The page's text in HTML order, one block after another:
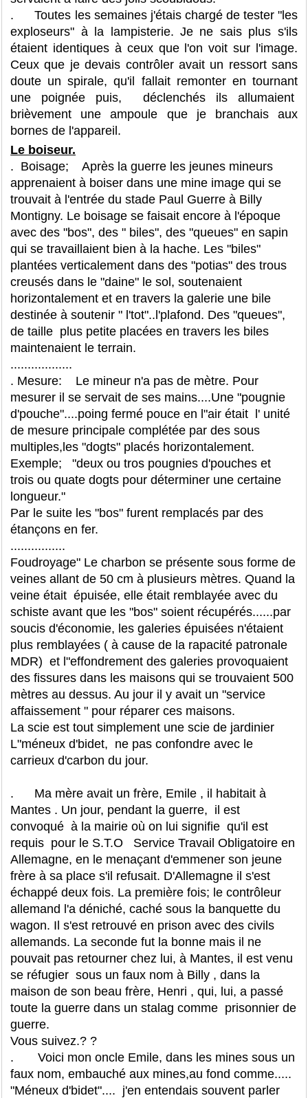
. Toutes les semaines j'étais chargé de tester "les
exploseurs" à la lampisterie. Je ne sais plus s'ils
étaient identiques à ceux que l'on voit sur l'image.
Ceux que je devais contrôler avait un ressort sans
doute un spirale, qu'il fallait remonter en tournant
une poignée puis, déclenchés ils allumaient
brièvement une ampoule que je branchais aux
bornes de l'appareil.
Le boiseur.
. Boisage; Après la guerre les jeunes mineurs
apprenaient à boiser dans une mine image qui se
trouvait à l'entrée du stade Paul Guerre à Billy
Montigny. Le boisage se faisait encore à l'époque
avec des "bos", des " biles", des "queues" en sapin
qui se travaillaient bien à la hache. Les "biles"
plantées verticalement dans des "potias" des trous
creusés dans le "daine" le sol, soutenaient
horizontalement et en travers la galerie une bile
destinée à soutenir " l'tot"..l'plafond. Des "queues",
de taille plus petite placées en travers les biles
maintenaient le terrain.
..................
. Mesure: Le mineur n'a pas de mètre. Pour
mesurer il se servait de ses mains....Une "pougnie
d'pouche"....poing fermé pouce en l"air était l' unité
de mesure principale complétée par des sous
multiples,les "dogts" placés horizontalement.
Exemple; "deux ou tros pougnies d'pouches et
trois ou quate dogts pour déterminer une certaine
longueur."
Par le suite les "bos" furent remplacés par des
étançons en fer.
................
Foudroyage" Le charbon se présente sous forme de
veines allant de 50 cm à plusieurs mètres. Quand la
veine était épuisée, elle était remblayée avec du
schiste avant que les "bos" soient récupérés......par
soucis d'économie, les galeries épuisées n'étaient
plus remblayées ( à cause de la rapacité patronale
MDR) et l"effondrement des galeries provoquaient
des fissures dans les maisons qui se trouvaient 500
mètres au dessus. Au jour il y avait un "service
affaissement " pour réparer ces maisons.
La scie est tout simplement une scie de jardinier
L"méneux d'bidet, ne pas confondre avec le
carrieux d'carbon du jour.
. Ma mère avait un frère, Emile , il habitait à
Mantes . Un jour, pendant la guerre, il est
convoqué à la mairie où on lui signifie qu'il est
requis pour le S.T.O Service Travail Obligatoire en
Allemagne, en le menaçant d'emmener son jeune
frère à sa place s'il refusait. D'Allemagne il s'est
échappé deux fois. La première fois; le contrôleur
allemand l'a déniché, caché sous la banquette du
wagon. Il s'est retrouvé en prison avec des civils
allemands. La seconde fut la bonne mais il ne
pouvait pas retourner chez lui, à Mantes, il est venu
se réfugier sous un faux nom à Billy , dans la
maison de son beau frère, Henri , qui, lui, a passé
toute la guerre dans un stalag comme prisonnier de
guerre.
Vous suivez.? ?
. Voici mon oncle Emile, dans les mines sous un
faux nom, embauché aux mines,au fond comme.....
"Méneux d'bidet".... j'en entendais souvent parler